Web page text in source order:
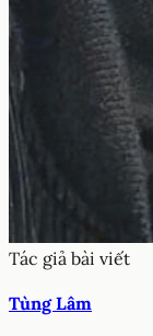
Tác giả bài viết
Tùng Lâm